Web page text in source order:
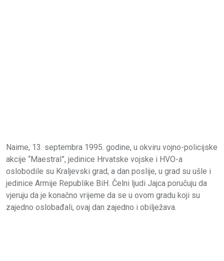
Naime, 13. septembra 1995. godine, u okviru vojno-policijske
akcije “Maestral”, jedinice Hrvatske vojske i HVO-a
oslobodile su Kraljevski grad, a dan poslije, u grad su ušle i
jedinice Armije Republike BiH. Čelni ljudi Jajca poručuju da
vjeruju da je konačno vrijeme da se u ovom gradu koji su
zajedno oslobađali, ovaj dan zajedno i obilježava.